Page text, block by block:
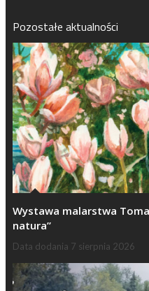
Pozostałe aktualności
Wystawa malarstwa
natura”
Data dodania 7 sierpnia 2026